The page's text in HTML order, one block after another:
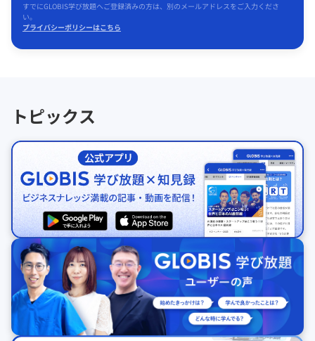
すでにGLOBIS学び放題へご登録済みの方は、別のメールアドレスをご入力くださ
い。
プライバシーポリシーはこちら
トピックス